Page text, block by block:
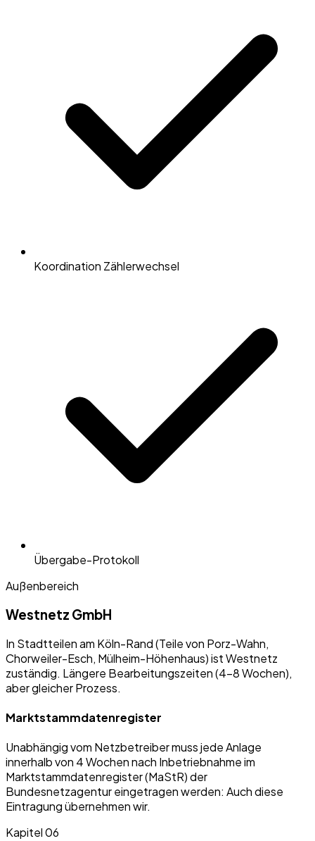
Koordination Zählerwechsel
Übergabe-Protokoll
Außenbereich
Westnetz GmbH
In Stadtteilen am Köln-Rand (Teile von Porz-Wahn,
Chorweiler-Esch, Mülheim-Höhenhaus) ist Westnetz
zuständig. Längere Bearbeitungszeiten (4–8 Wochen),
aber gleicher Prozess.
Marktstammdatenregister
Unabhängig vom Netzbetreiber muss jede Anlage
innerhalb von 4 Wochen nach Inbetriebnahme im
Marktstammdatenregister (MaStR) der
Bundesnetzagentur eingetragen werden: Auch diese
Eintragung übernehmen wir.
Kapitel 06